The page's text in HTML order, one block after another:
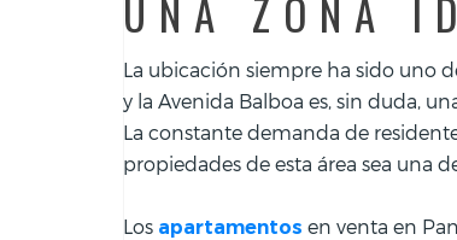
UNA ZONA
La ubicación siempre ha sido uno
y la Avenida Balboa es, sin duda,
La constante demanda de
propiedades de esta área sea una
Los apartamentos en venta en